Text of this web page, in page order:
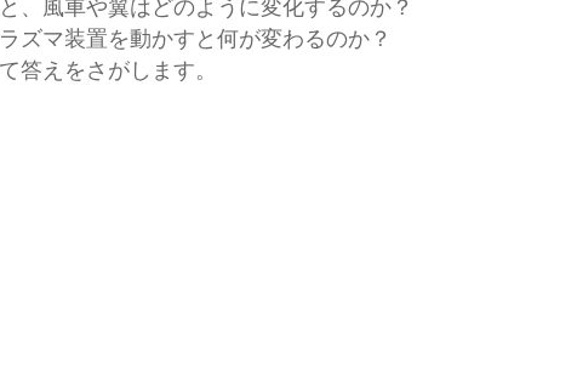
、風車や翼はどのように変化するのか？
ズマ装置を動かすと何が変わるのか？
答えをさがします。